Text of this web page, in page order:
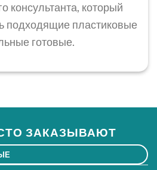
консультанта, который
подходящие пластиковые
готовые.
ЗАКАЗЫВАЮТ